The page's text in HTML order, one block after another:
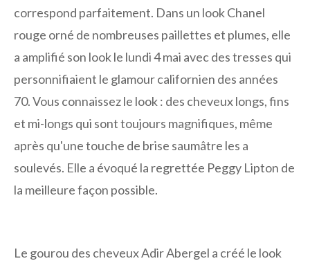
correspond parfaitement. Dans un look Chanel
rouge orné de nombreuses paillettes et plumes, elle
a amplifié son look le lundi 4 mai avec des tresses qui
personnifiaient le glamour californien des années
70. Vous connaissez le look : des cheveux longs, fins
et mi-longs qui sont toujours magnifiques, même
après qu'une touche de brise saumâtre les a
soulevés. Elle a évoqué la regrettée Peggy Lipton de
la meilleure façon possible.
Le gourou des cheveux Adir Abergel a créé le look